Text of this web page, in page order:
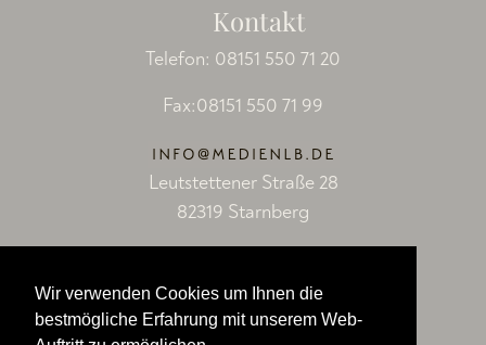
Wir verwenden Cookies um Ihnen die
bestmögliche Erfahrung mit unserem Web-
Kontakt
Telefon: 08151 550 71 20
Fax:08151 550 71 99
Leutstettener Straße 28
82319 Starnberg
Facebook